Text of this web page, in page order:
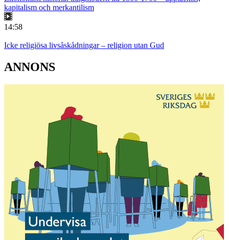
kapitalism och merkantilism
14:58
Icke religiösa livsåskådningar – religion utan Gud
ANNONS